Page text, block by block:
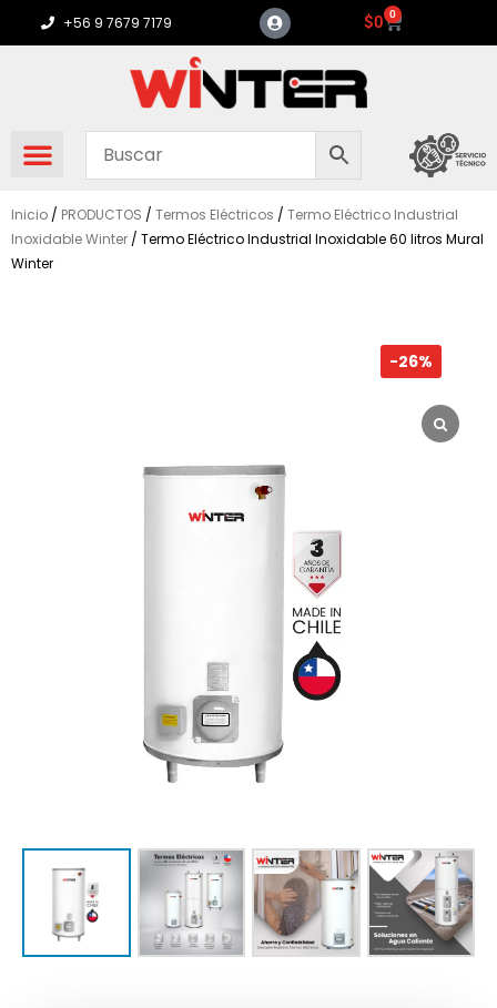
+56 9 7679 7179 $0 0
Carrito
Inicio / PRODUCTOS / Termos Eléctricos / Termo Eléctrico Industrial
Inoxidable Winter / Termo Eléctrico Industrial Inoxidable 60 litros Mural
Winter
-26%